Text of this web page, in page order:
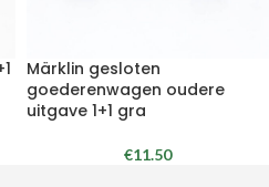
Märklin gesloten
goederenwagen oudere
uitgave 1+1 gra
€11.50